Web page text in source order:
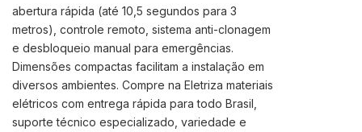
abertura rápida (até 10,5 segundos para 3
metros), controle remoto, sistema anti-clonagem
e desbloqueio manual para emergências.
Dimensões compactas facilitam a instalação em
diversos ambientes. Compre na Eletriza materiais
elétricos com entrega rápida para todo Brasil,
suporte técnico especializado, variedade e